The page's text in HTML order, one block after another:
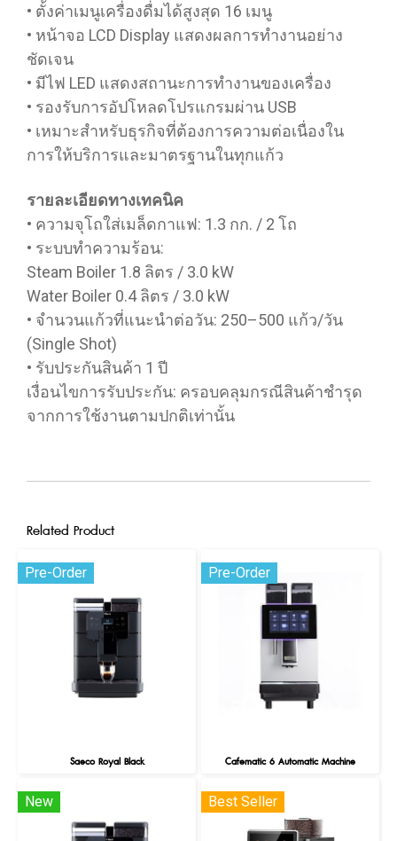
• ตั้งค่าเมนูเครื่องดื่มได้สูงสุด 16 เมนู
• หน้าจอ LCD Display แสดงผลการทำงานอย่าง
ชัดเจน
• มีไฟ LED แสดงสถานะการทำงานของเครื่อง
• รองรับการอัปโหลดโปรแกรมผ่าน USB
• เหมาะสำหรับธุรกิจที่ต้องการความต่อเนื่องใน
การให้บริการและมาตรฐานในทุกแก้ว
รายละเอียดทางเทคนิค
• ความจุโถใส่เมล็ดกาแฟ: 1.3 กก. / 2 โถ
• ระบบทำความร้อน:
Steam Boiler 1.8 ลิตร / 3.0 kW
Water Boiler 0.4 ลิตร / 3.0 kW
• จำนวนแก้วที่แนะนำต่อวัน: 250–500 แก้ว/วัน
(Single Shot)
• รับประกันสินค้า 1 ปี
เงื่อนไขการรับประกัน: ครอบคลุมกรณีสินค้าชำรุด
จากการใช้งานตามปกติเท่านั้น
Related Product
Pre-Order
Saeco Royal Black
Pre-Order
Cafematic 6 Automatic Machine
New Best Seller